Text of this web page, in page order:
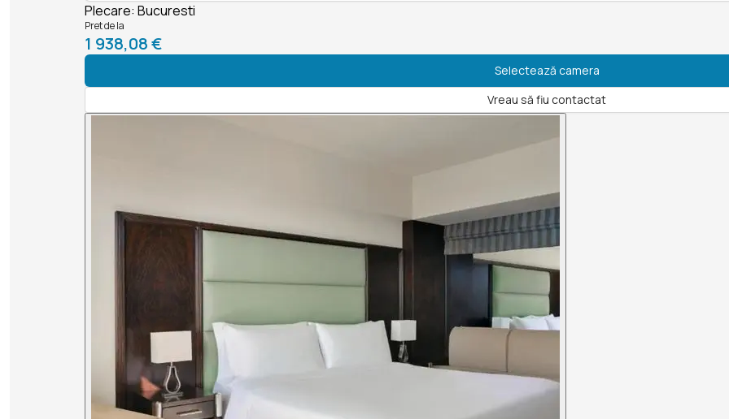
Plecare: Bucuresti
Pret de la
1 938,08 €
Selectează camera
Vreau să fiu contactat